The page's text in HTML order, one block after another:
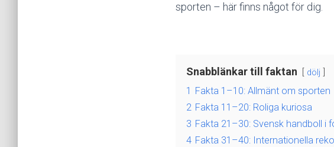
sporten – här finns något för dig.
Snabblänkar till faktan dölj
1 Fakta 1–10: Allmänt om sporten
2 Fakta 11–20: Roliga kuriosa
3 Fakta 21–30: Svensk handboll i
4 Fakta 31–40: Internationella